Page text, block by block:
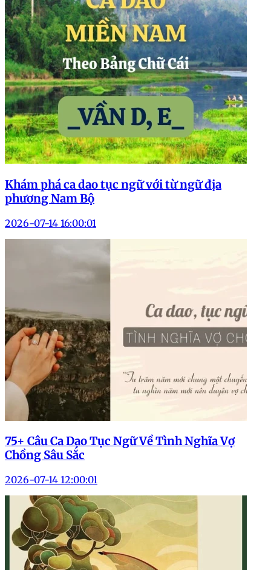
Khám phá ca dao tục ngữ với từ ngữ địa
phương Nam Bộ
2026-07-14 16:00:01
75+ Câu Ca Dao Tục Ngữ Về Tình Nghĩa Vợ
Chồng Sâu Sắc
2026-07-14 12:00:01